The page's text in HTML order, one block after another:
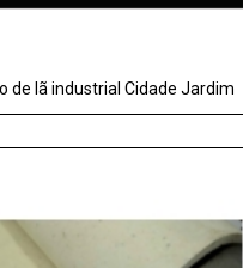
de lã industrial Cidade Jardim